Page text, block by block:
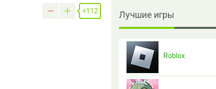
+112 Лучшие игры
Roblox